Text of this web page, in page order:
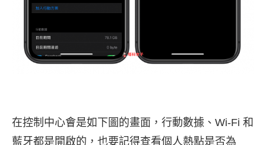
在控制中心會是如下圖的畫面，行動數據、Wi-Fi 和
藍牙都是開啟的，也要記得查看個人熱點是否為